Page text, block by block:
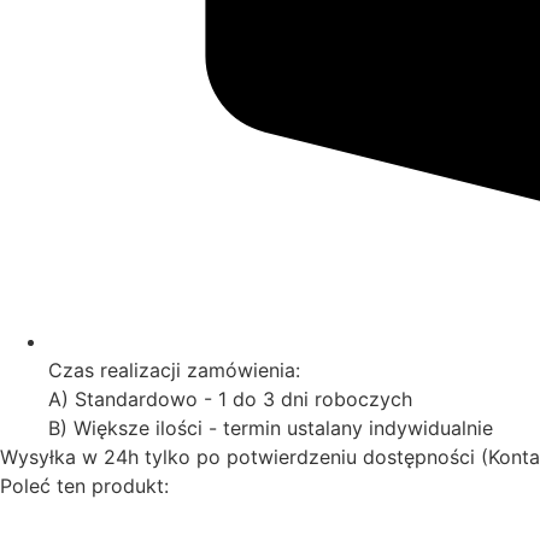
Czas realizacji zamówienia:
A) Standardowo - 1 do 3 dni roboczych
B) Większe ilości - termin ustalany indywidualnie
Wysyłka w 24h tylko po potwierdzeniu dostępności
Poleć ten produkt: